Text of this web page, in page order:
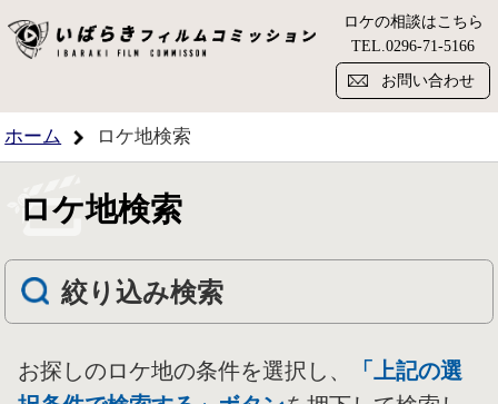
い
ロケの相談はこちら
TEL.0296-71-5166
お問い合わせ
ホーム ロケ地検索
ロケ地検索
絞り込み検索
お探しのロケ地の条件を選択し、
「上記の選